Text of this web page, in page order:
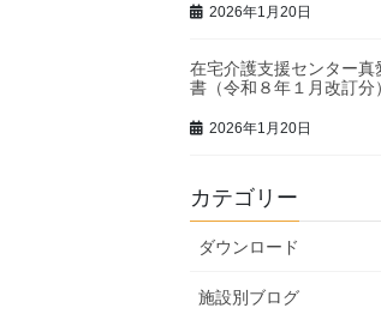
2026年1月20日
在宅介護支援センター
書（令和８年１月改訂分
2026年1月20日
カテゴリー
ダウンロード
施設別ブログ